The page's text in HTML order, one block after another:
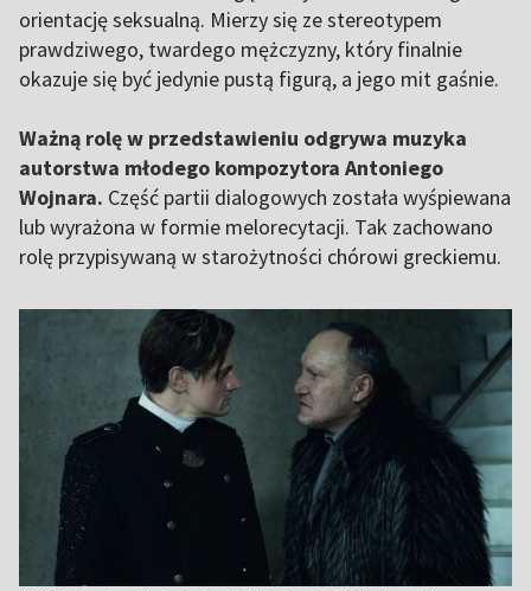
orientację seksualną. Mierzy się ze stereotypem
prawdziwego, twardego mężczyzny, który finalnie
okazuje się być jedynie pustą figurą, a jego mit gaśnie.
Ważną rolę w przedstawieniu odgrywa muzyka
autorstwa młodego kompozytora Antoniego
Wojnara. Część partii dialogowych została wyśpiewana
lub wyrażona w formie melorecytacji. Tak zachowano
rolę przypisywaną w starożytności chórowi greckiemu.